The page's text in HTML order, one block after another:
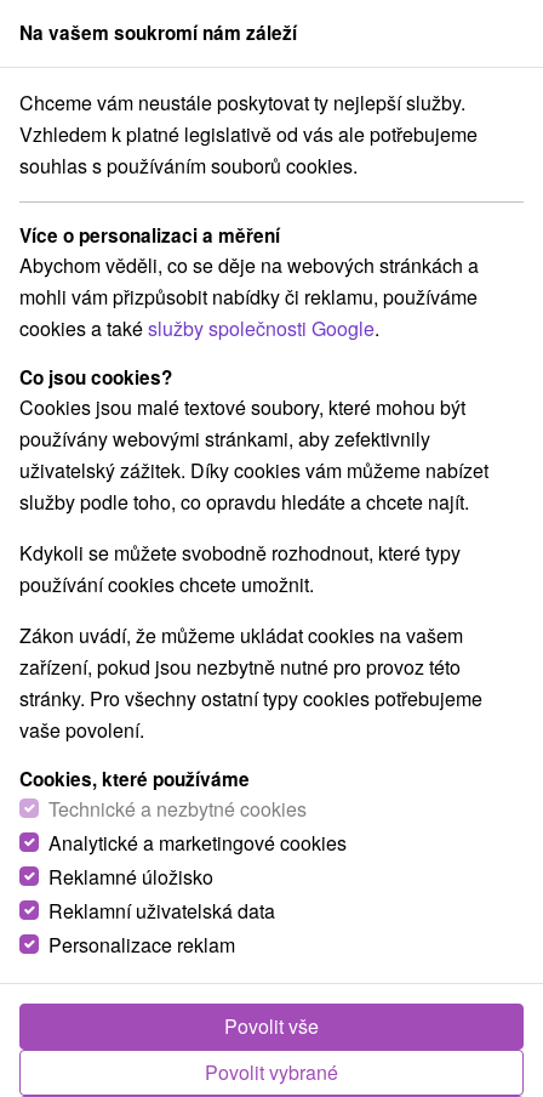
člen skupinySorger
Pobyty na Slovensku Wellness pobyty Ondavská vrchovina
Wellness pobyty Ondavská
vrchovina
Kategorie
Všechny kategorie
Pobyty v akci(4)
Wellness pobyty(6)
Romantické pobyty(2) Pobyty pro seniory(1)
Rodinné pobyty(4)
Vyberte lokalitu nebo termín
Nejprodávanější
od
1.
Wellness pobyt u Domaše: Relax, příroda a
pohoda
Hotel Zelená Lagúna★★★★Domaša
Od 1 Noci
Polopenze
Dopřejte si zasloužený odpočinek u vody.
Komfortní ubytování, polopenze, neomezený vstup
Na vašem soukromí nám záleží
Chceme vám neustále poskytovat ty nejlepší služby.
Vzhledem k platné legislativě od vás ale potřebujeme
souhlas s používáním souborů cookies.
Více o personalizaci a měření
Abychom věděli, co se děje na webových stránkách a
mohli vám přizpůsobit nabídky či reklamu, používáme
cookies a takéslužby společnosti Google.
Co jsou cookies?
Cookies jsou malé textové soubory, které mohou být
používány webovými stránkami, aby zefektivnily
uživatelský zážitek. Díky cookies vám můžeme nabízet
služby podle toho, co opravdu hledáte a chcete najít.
Kdykoli se můžete svobodně rozhodnout, které typy
používání cookies chcete umožnit.
Zákon uvádí, že můžeme ukládat cookies na vašem
zařízení, pokud jsou nezbytně nutné pro provoz této
stránky. Pro všechny ostatní typy cookies potřebujeme
vaše povolení.
Cookies, které používáme
Technické a nezbytné cookies
Analytické a marketingové cookies
Reklamné úložisko
Reklamní uživatelská data
Personalizace reklam
Povolit vybrané
Povolit vše